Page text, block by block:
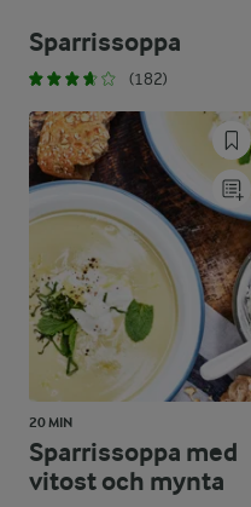
Sparrissoppa
(182)
20 MIN
Sparrissoppa med
vitost och mynta